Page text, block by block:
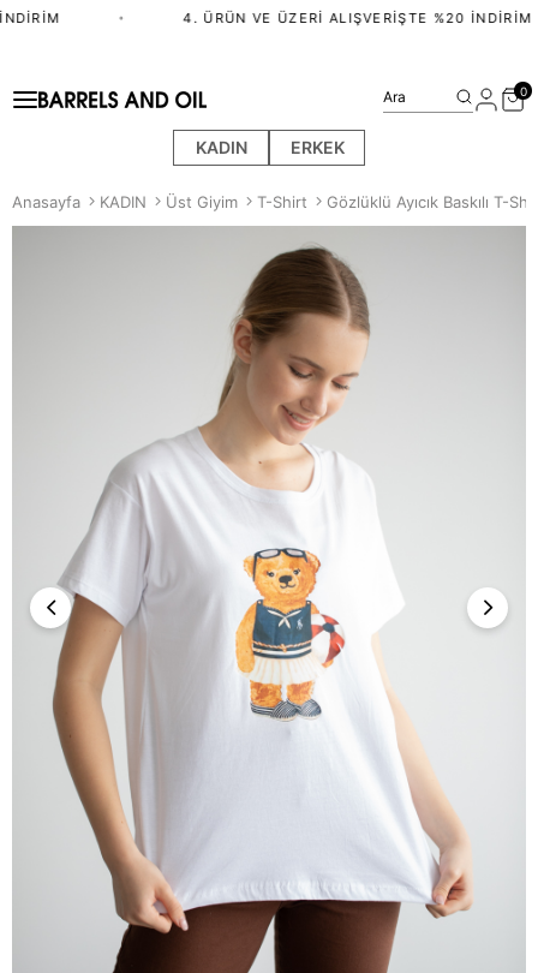
4. ÜRÜN VE ÜZERI ALIŞVERIŞTE %20 İNDIRIM
KADIN ERKEK
Ara 0
Anasayfa KADIN Üst Giyim T-Shirt Gözlüklü Ayıcık Baskılı T-